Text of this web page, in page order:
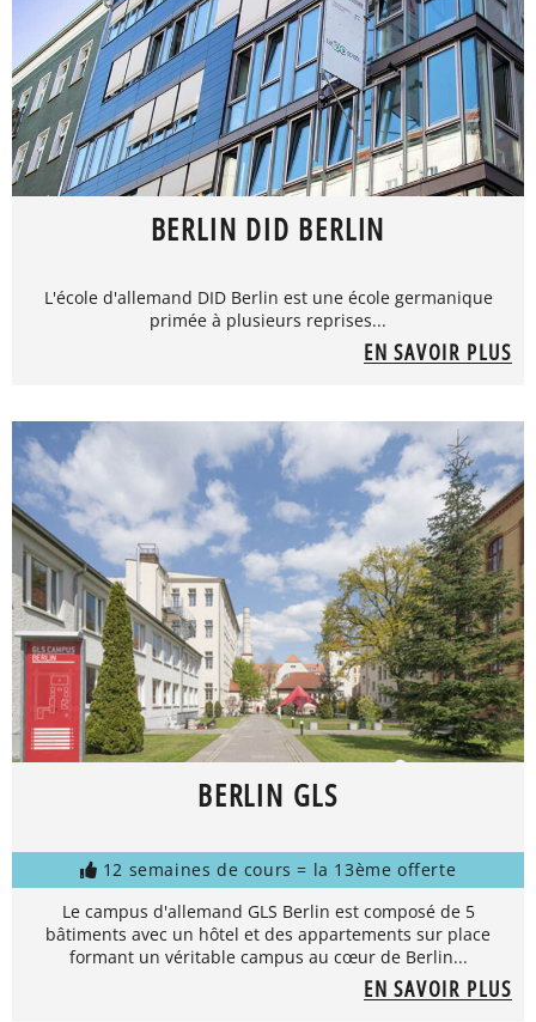
BERLIN DID BERLIN
L'école d'allemand DID Berlin est une école germanique
primée à plusieurs reprises...
EN SAVOIR PLUS
BERLIN GLS
12 semaines de cours = la 13ème offerte
Le campus d'allemand GLS Berlin est composé de 5
bâtiments avec un hôtel et des appartements sur place
formant un véritable campus au cœur de Berlin...
EN SAVOIR PLUS